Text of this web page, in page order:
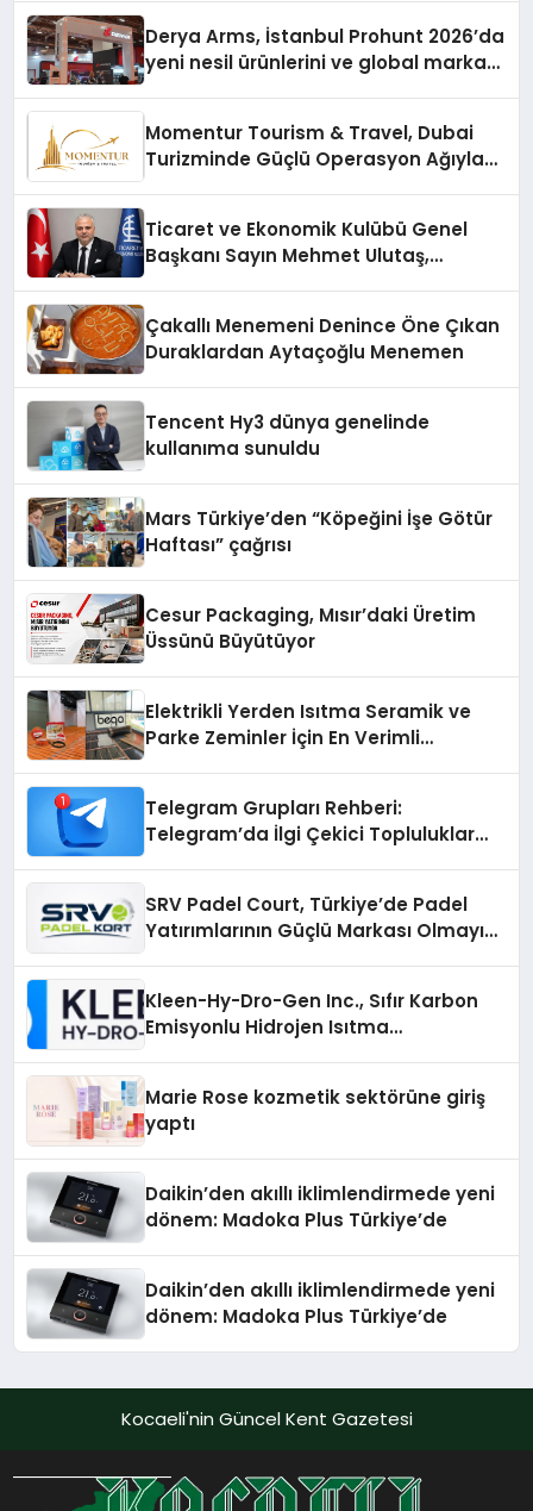
Derya Arms, İstanbul Prohunt 2026’da
yeni nesil ürünlerini ve global marka
Momentur Tourism & Travel, Dubai
Turizminde Güçlü Operasyon Ağıyla
Ticaret ve Ekonomik Kulübü Genel
Başkanı Sayın Mehmet Ulutaş,
Çakallı Menemeni Denince Öne Çıkan
Duraklardan Aytaçoğlu Menemen
Tencent Hy3 dünya genelinde
kullanıma sunuldu
Mars Türkiye’den “Köpeğini İşe Götür
Haftası” çağrısı
Cesur Packaging, Mısır’daki Üretim
Üssünü Büyütüyor
Elektrikli Yerden Isıtma Seramik ve
Parke Zeminler İçin En Verimli
Telegram Grupları Rehberi:
Telegram’da İlgi Çekici Topluluklar
SRV Padel Court, Türkiye’de Padel
Yatırımlarının Güçlü Markası Olmayı
Kleen-Hy-Dro-Gen Inc., Sıfır Karbon
Emisyonlu Hidrojen Isıtma
Marie Rose kozmetik sektörüne giriş
yaptı
Daikin’den akıllı iklimlendirmede yeni
dönem: Madoka Plus Türkiye’de
Daikin’den akıllı iklimlendirmede yeni
dönem: Madoka Plus Türkiye’de
Kocaeli'nin Güncel Kent Gazetesi